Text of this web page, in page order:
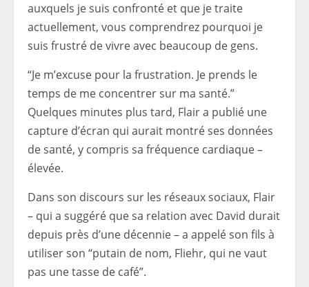
auxquels je suis confronté et que je traite
actuellement, vous comprendrez pourquoi je
suis frustré de vivre avec beaucoup de gens.
“Je m’excuse pour la frustration. Je prends le
temps de me concentrer sur ma santé.”
Quelques minutes plus tard, Flair a publié une
capture d’écran qui aurait montré ses données
de santé, y compris sa fréquence cardiaque –
élevée.
Dans son discours sur les réseaux sociaux, Flair
– qui a suggéré que sa relation avec David durait
depuis près d’une décennie – a appelé son fils à
utiliser son “putain de nom, Fliehr, qui ne vaut
pas une tasse de café”.